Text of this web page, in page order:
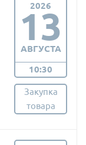
2026
13
АВГУСТА
10:30
Закупка
товара